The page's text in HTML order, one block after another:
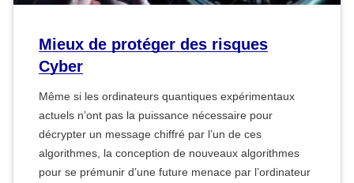
Mieux de protéger des risques
Cyber
Même si les ordinateurs quantiques expérimentaux
actuels n’ont pas la puissance nécessaire pour
décrypter un message chiffré par l’un de ces
algorithmes, la conception de nouveaux algorithmes
pour se prémunir d’une future menace par l’ordinateur